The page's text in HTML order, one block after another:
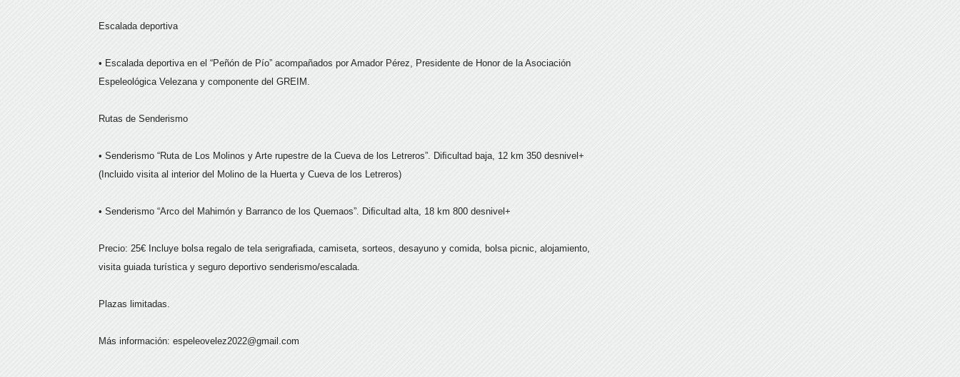
Escalada deportiva
• Escalada deportiva en el “Peñón de Pío” acompañados por Amador Pérez, Presidente de Honor de la Asociación
Espeleológica Velezana y componente del GREIM.
Rutas de Senderismo
• Senderismo “Ruta de Los Molinos y Arte rupestre de la Cueva de los Letreros”. Diﬁcultad baja, 12 km 350 desnivel+
(Incluido visita al interior del Molino de la Huerta y Cueva de los Letreros)
• Senderismo “Arco del Mahimón y Barranco de los Quemaos”. Diﬁcultad alta, 18 km 800 desnivel+
Precio: 25€ Incluye bolsa regalo de tela serigraﬁada, camiseta, sorteos, desayuno y comida, bolsa picnic, alojamiento,
visita guiada turística y seguro deportivo senderismo/escalada.
Plazas limitadas.
Más información: espeleovelez2022@gmail.com